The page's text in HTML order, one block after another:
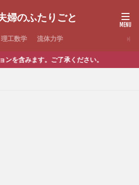
婦のふたりごと
理工数学 流体力学
含みます。ご了承ください。